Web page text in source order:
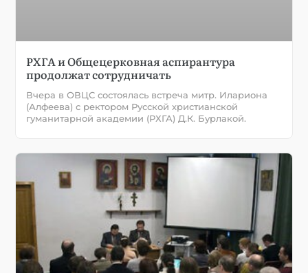
РХГА и Общецерковная аспирантура
продолжат сотрудничать
Вчера в ОВЦС состоялась встреча митр. Илариона
(Алфеева) с ректором Русской христианской
гуманитарной академии (РХГА) Д.К. Бурлакой.